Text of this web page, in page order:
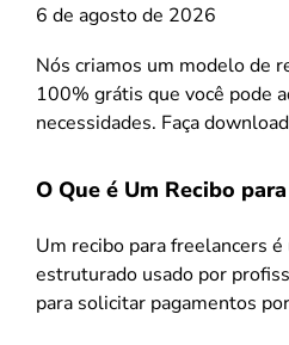
6 de agosto de 2026
Nós criamos um modelo de
100% grátis que você pode
necessidades. Faça
O Que é Um Recibo
Um recibo para freelancers
estruturado usado por
para solicitar pagamentos